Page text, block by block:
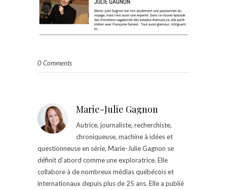
0 Comments
Marie-Julie Gagnon
Autrice, journaliste, recherchiste,
chroniqueuse, machine à idées et
questionneuse en série, Marie-Julie Gagnon se
définit d’abord comme une exploratrice. Elle
collabore à de nombreux médias québécois et
internationaux depuis plus de 25 ans. Elle a publié